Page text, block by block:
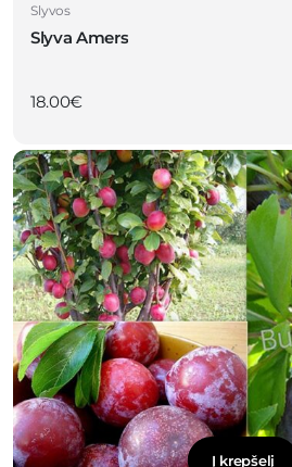
Slyvos
Slyva Amers
18.00€
Į krepšelį